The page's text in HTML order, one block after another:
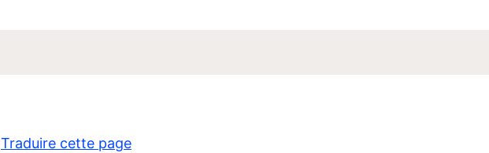
Traduire cette page